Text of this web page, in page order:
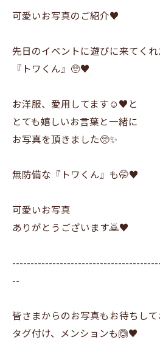
可愛いお写真のご紹介♥️
先日のイベントに遊びに来てくれ
『トワくん』🥺♥️
お洋服、愛用してます☺️♥️と
とても嬉しいお言葉と一緒に
お写真を頂きました🥺✨
無防備な『トワくん』も🤭♥️
可愛いお写真
ありがとうございます🙇♥️
--
皆さまからのお写真もお待ちし
タグ付け、メンションも🙆♥️